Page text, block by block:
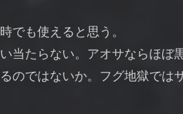
でも使えると思う。
当たらない。アオサならほぼ
のではないか。フグ地獄では